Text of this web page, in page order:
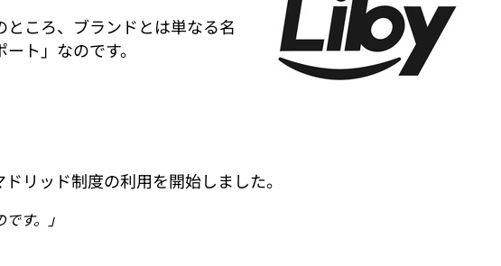
ころ、ブランドとは単なる名
ト」なのです。
リッド制度の利用を開始しました。
す。」